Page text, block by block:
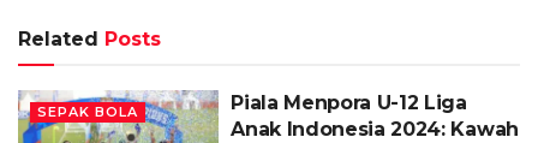
Related Posts
SEPAK BOLA
Piala Menpora U-12 Liga
Anak Indonesia 2024: Kawah